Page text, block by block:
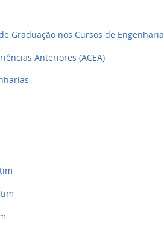
Graduação nos Cursos de Engenharia
Anteriores (ACEA)